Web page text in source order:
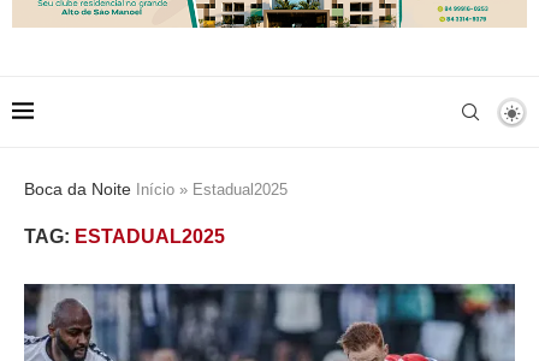
Boca da Noite Início » Estadual2025
TAG: ESTADUAL2025